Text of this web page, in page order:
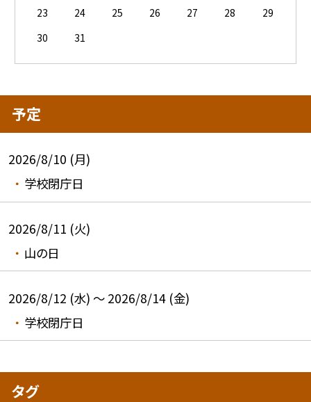
23
24 25 26 27 28
29
30
31
予定
2026/8/10 (月)
学校閉庁日
2026/8/11 (火)
山の日
2026/8/12 (水) ～ 2026/8/14 (金)
学校閉庁日
タグ